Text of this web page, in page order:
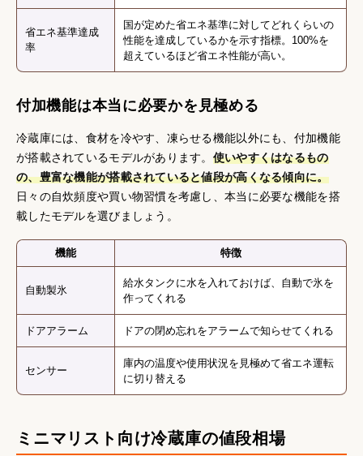
省エネ基準達成
率
国が定めた省エネ基準に対してどれくらいの
性能を達成しているかを示す指標。100%を
超えているほど省エネ性能が高い。
付加機能は本当に必要かを見極める
冷蔵庫には、食材を冷やす、凍らせる機能以外にも、付加機能
が搭載されているモデルがあります。 使いやすくはなるもの
の、豊富な機能が搭載されていると値段が高くなる傾向に。
日々の自炊頻度や買い物習慣を考慮し、本当に必要な機能を搭
載したモデルを選びましょう。
機能 特徴
自動製氷
給水タンクに水を入れておけば、自動で氷を
作ってくれる
ドアアラーム ドアの閉め忘れをアラームで知らせてくれる
センサー
庫内の温度や使用状況を見極めて省エネ運転
に切り替える
ミニマリスト向け冷蔵庫の値段相場